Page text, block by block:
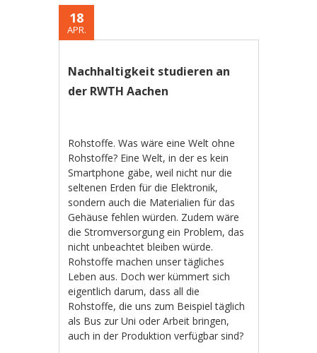
18
APR.
Nachhaltigkeit studieren an
der RWTH Aachen
Rohstoffe. Was wäre eine Welt ohne
Rohstoffe? Eine Welt, in der es kein
Smartphone gäbe, weil nicht nur die
seltenen Erden für die Elektronik,
sondern auch die Materialien für das
Gehäuse fehlen würden. Zudem wäre
die Stromversorgung ein Problem, das
nicht unbeachtet bleiben würde.
Rohstoffe machen unser tägliches
Leben aus. Doch wer kümmert sich
eigentlich darum, dass all die
Rohstoffe, die uns zum Beispiel täglich
als Bus zur Uni oder Arbeit bringen,
auch in der Produktion verfügbar sind?